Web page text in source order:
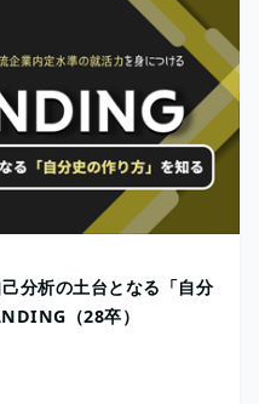
分析の土台となる「自分
（28卒）